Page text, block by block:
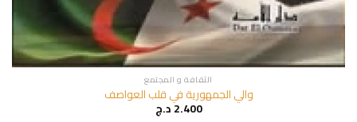
الثقافة و المجتمع
والي الجمهورية في قلب العواصف
2.400د.ج